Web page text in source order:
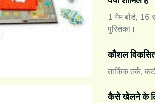
1 गेम बोर्ड, 16
पुस्तिका।
कौशल
तार्किक तर्क,
कैसे खेलने के